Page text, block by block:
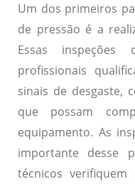
Um dos primeiros
de pressão é a
Essas
profissionais
sinais de desgaste,
que possam
equipamento. As
importante desse
técnicos